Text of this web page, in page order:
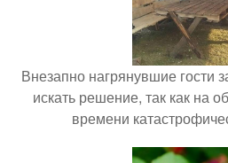
Внезапно нагрянувшие гости
искать решение, так как на
времени